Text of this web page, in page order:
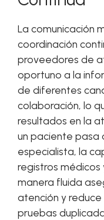
La comunicación
coordinación
proveedores de
oportuno a la
de diferentes
colaboración, lo
resultados en la
un paciente pasa
especialista, la
registros
manera fluida
atención y
pruebas